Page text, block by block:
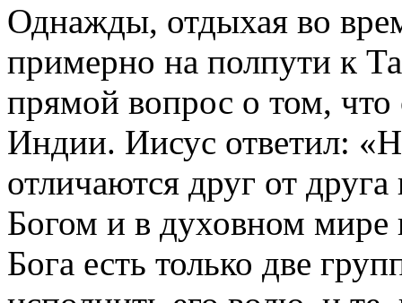
Однажды, отдыхая во
примерно на полпути к
прямой вопрос о том, что
Индии. Иисус ответил:
отличаются друг от
Богом и в духовном мире
Бога есть только две